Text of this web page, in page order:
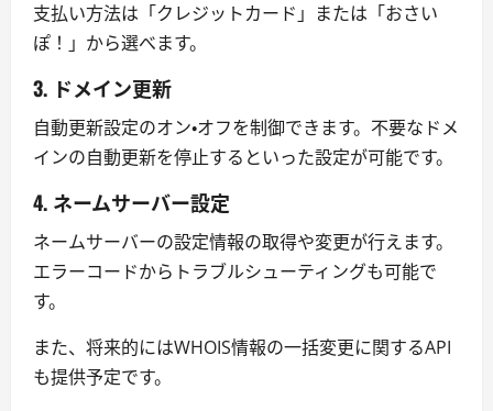
支払い方法は「クレジットカード」または「おさい
ぽ！」から選べます。
3. ドメイン更新
自動更新設定のオン・オフを制御できます。不要なドメ
インの自動更新を停止するといった設定が可能です。
4. ネームサーバー設定
ネームサーバーの設定情報の取得や変更が行えます。
エラーコードからトラブルシューティングも可能で
す。
また、将来的にはWHOIS情報の一括変更に関するAPI
も提供予定です。